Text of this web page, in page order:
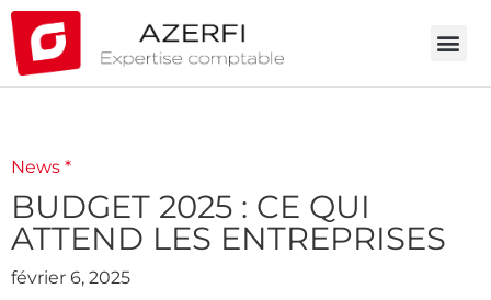
News *
BUDGET 2025 : CE QUI
ATTEND LES ENTREPRISES
février 6, 2025